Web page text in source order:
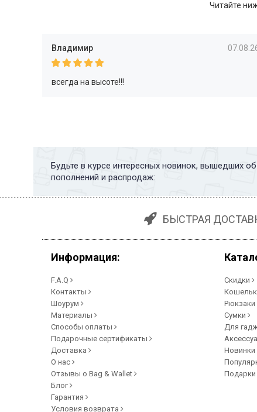
Читайте
Владимир
всегда на высоте!!!
Будьте в курсе интересных новинок, вышедших
пополнений и распродаж:
БЫСТРАЯ
Информация:
F.A.Q
Контакты
Шоурум
Материалы
Способы оплаты
Подарочные сертификаты
Доставка
О нас
Отзывы о Bag & Wallet
Блог
Гарантия
Условия возврата
Скидки
Рюкзаки
Сумки
Для
Новинки